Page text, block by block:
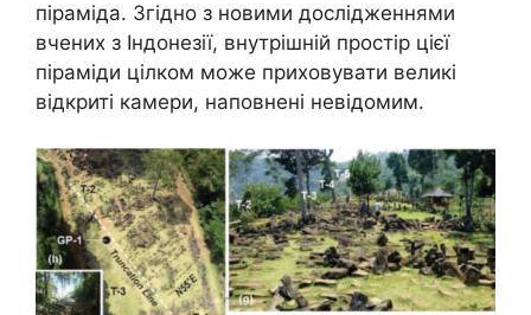
піраміда. Згідно з новими дослідженнями
вчених з Індонезії, внутрішній простір цієї
піраміди цілком може приховувати великі
відкриті камери, наповнені невідомим.